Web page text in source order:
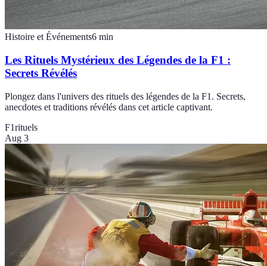
Histoire et Événements6 min
Les Rituels Mystérieux des Légendes de la F1 :
Secrets Révélés
Plongez dans l'univers des rituels des légendes de la F1. Secrets,
anecdotes et traditions révélés dans cet article captivant.
F1rituels
Aug 3